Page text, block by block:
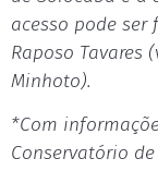
acesso pode ser
Raposo Tavares
Minhoto).
*Com
Conservatório